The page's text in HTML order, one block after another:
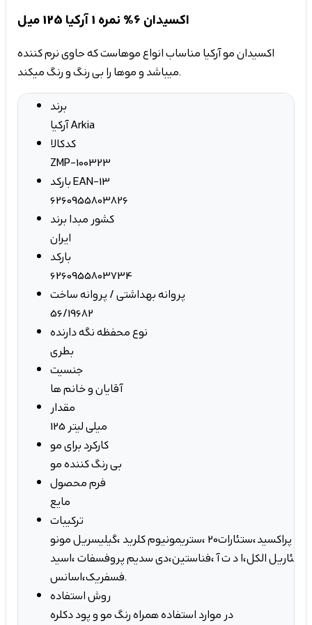
اکسیدان 6% نمره 1 آرکیا 125 میل
اکسیدان مو آرکیا مناساب انواع موهاست که حاوی نرم کننده
میباشد و موها را بی رنگ و رنگ میکند.
برند
آرکیا Arkia
کدکالا
ZMP-100323
بارکد EAN-13
6260955803826
کشور مبدا برند
ایران
بارکد
6260955803734
پروانه بهداشتی / پروانه ساخت
56/19682
نوع محفظه نگه دارنده
بطری
جنسیت
آقایان و خانم ها
مقدار
125 میلی لیتر
کارکرد برای مو
بی رنگ کننده مو
فرم محصول
مایع
ترکیبات
آب دیونیزه ،هیدروژن پراکسید،ستئارات20 ،ستریمونیوم کلرید ،گیلیسریل مونو
،ستئاریل الکل،ا د ت آ ،فناستین،دی سدیم پروفسفات ،اسید
فسفریک،اسانس.
روش استفاده
در موارد استفاده همراه رنگ مو و پود دکلره